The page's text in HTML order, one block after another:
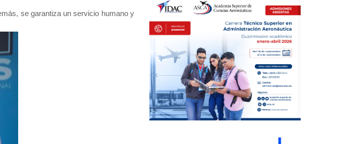
se garantiza un servicio humano y